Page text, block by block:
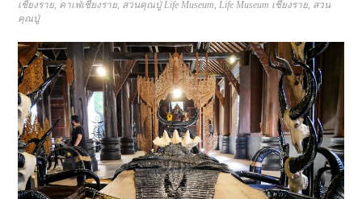
เชียงราย, คาเฟ่เชียงราย, สวนคุณปู่ Life Museum,Life Museum เชียงราย, สวน
คุณปู่